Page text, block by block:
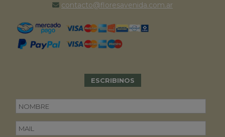
contacto@floresavenida.com.ar
ESCRIBINOS